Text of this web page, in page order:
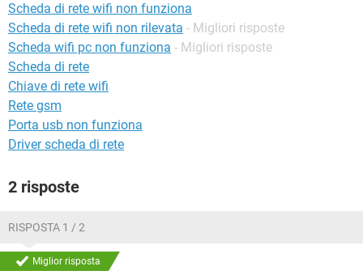
Scheda di rete wifi non funziona
Scheda di rete wifi non rilevata - Migliori risposte
Scheda wifi pc non funziona - Migliori risposte
Scheda di rete
Chiave di rete wifi
Rete gsm
Porta usb non funziona
Driver scheda di rete
2 risposte
RISPOSTA 1 / 2
Miglior risposta